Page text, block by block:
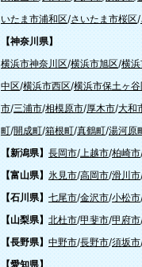
いたま市浦和区/さいたま市桜区/
【神奈川県】
横浜市神奈川区/横浜市旭区/横
中区/横浜市西区/横浜市保土ヶ
市/三浦市/相模原市/厚木市/大和
町/開成町/箱根町/真鶴町/湯河原
【新潟県】 長岡市/上越市/柏崎市
【富山県】 氷見市/高岡市/滑川市
【石川県】 七尾市/金沢市/小松市
【山梨県】 北杜市/甲斐市/甲府市
【長野県】 中野市/長野市/須坂市
【愛知県】